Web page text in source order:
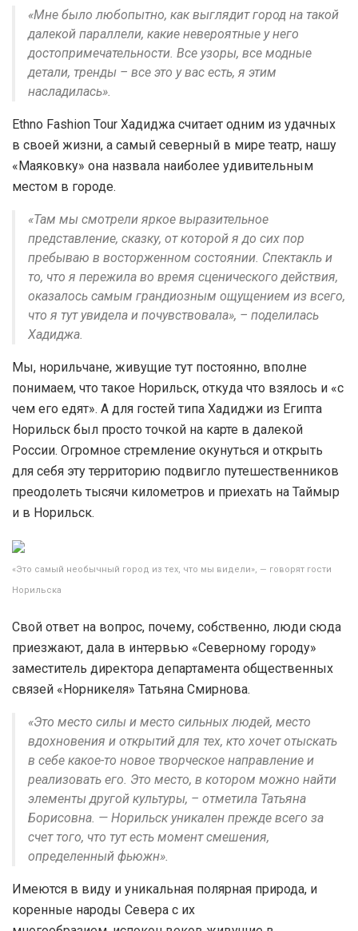
«Мне было любопытно, как выглядит город на такой
далекой параллели, какие невероятные у него
достопримечательности. Все узоры, все модные
детали, тренды – все это у вас есть, я этим
насладилась».
Ethno Fashion Tour Хадиджа считает одним из удачных
в своей жизни, а самый северный в мире театр, нашу
«Маяковку» она назвала наиболее удивительным
местом в городе.
«Там мы смотрели яркое выразительное
представление, сказку, от которой я до сих пор
пребываю в восторженном состоянии. Спектакль и
то, что я пережила во время сценического действия,
оказалось самым грандиозным ощущением из всего,
что я тут увидела и почувствовала», – поделилась
Хадиджа.
Мы, норильчане, живущие тут постоянно, вполне
понимаем, что такое Норильск, откуда что взялось и «с
чем его едят». А для гостей типа Хадиджи из Египта
Норильск был просто точкой на карте в далекой
России. Огромное стремление окунуться и открыть
для себя эту территорию подвигло путешественников
преодолеть тысячи километров и приехать на Таймыр
и в Норильск.
«Это самый необычный город из тех, что мы видели», — говорят гости
Норильска
Свой ответ на вопрос, почему, собственно, люди сюда
приезжают, дала в интервью «Северному городу»
заместитель директора департамента общественных
связей «Норникеля» Татьяна Смирнова.
«Это место силы и место сильных людей, место
вдохновения и открытий для тех, кто хочет отыскать
в себе какое-то новое творческое направление и
реализовать его. Это место, в котором можно найти
элементы другой культуры, – отметила Татьяна
Борисовна. — Норильск уникален прежде всего за
счет того, что тут есть момент смешения,
определенный фьюжн».
Имеются в виду и уникальная полярная природа, и
коренные народы Севера с их